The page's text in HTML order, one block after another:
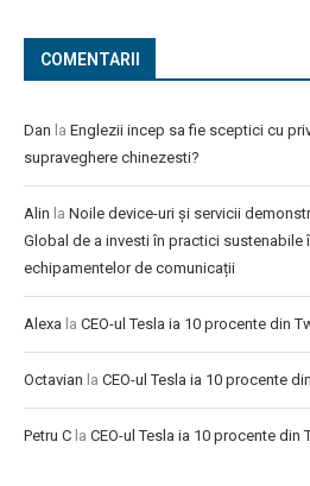
COMENTARII
Dan la Englezii incep sa fie sceptici cu
supraveghere chinezesti?
Alin la Noile device-uri și servicii
Global de a investi în practici sustenabile
echipamentelor de comunicații
Alexa la CEO-ul Tesla ia 10 procente din
Octavian la CEO-ul Tesla ia 10 procente
Petru C la CEO-ul Tesla ia 10 procente din